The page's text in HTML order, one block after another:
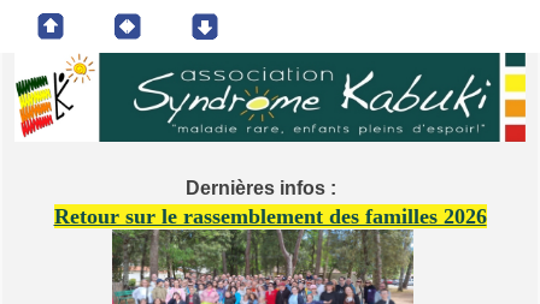
Dernières infos :
Retour sur le rassemblement des familles 2026